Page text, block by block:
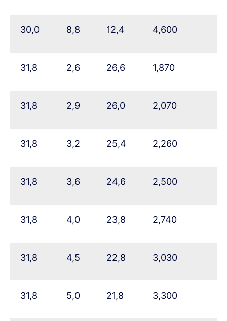
30,0 8,8 12,4 4,600
31,8 2,6 26,6 1,870
31,8 2,9 26,0 2,070
31,8 3,2 25,4 2,260
31,8 3,6 24,6 2,500
31,8 4,0 23,8 2,740
31,8 4,5 22,8 3,030
31,8 5,0 21,8 3,300